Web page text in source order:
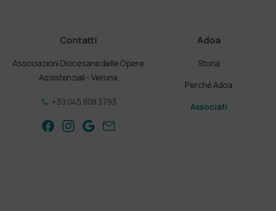
Contatti
Associazioni Diocesane delle Opere
Assistenziali - Verona
+39 045 808 3793
Adoa
Storia
Perché Adoa
Associati